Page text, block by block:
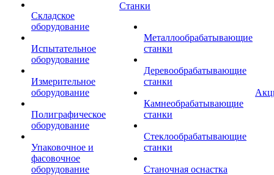
Складское
оборудование
Испытательное
оборудование
Измерительное
оборудование
Полиграфическое
оборудование
Упаковочное и
фасовочное
оборудование
Станки
Металлообрабатывающие
станки
Деревообрабатывающие
станки
Камнеобрабатывающие
станки
Стеклообрабатывающие
станки
Станочная оснастка